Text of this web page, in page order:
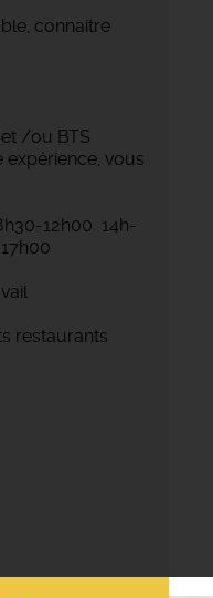
connaitre
/ou BTS
vous
12h00 14h-
restaurants